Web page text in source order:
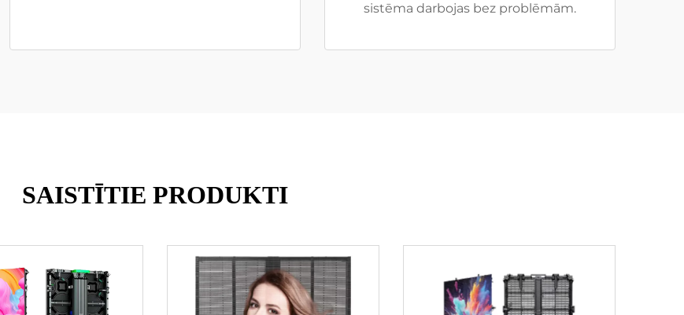
sistēma darbojas bez problēmām.
SAISTĪTIE PRODUKTI